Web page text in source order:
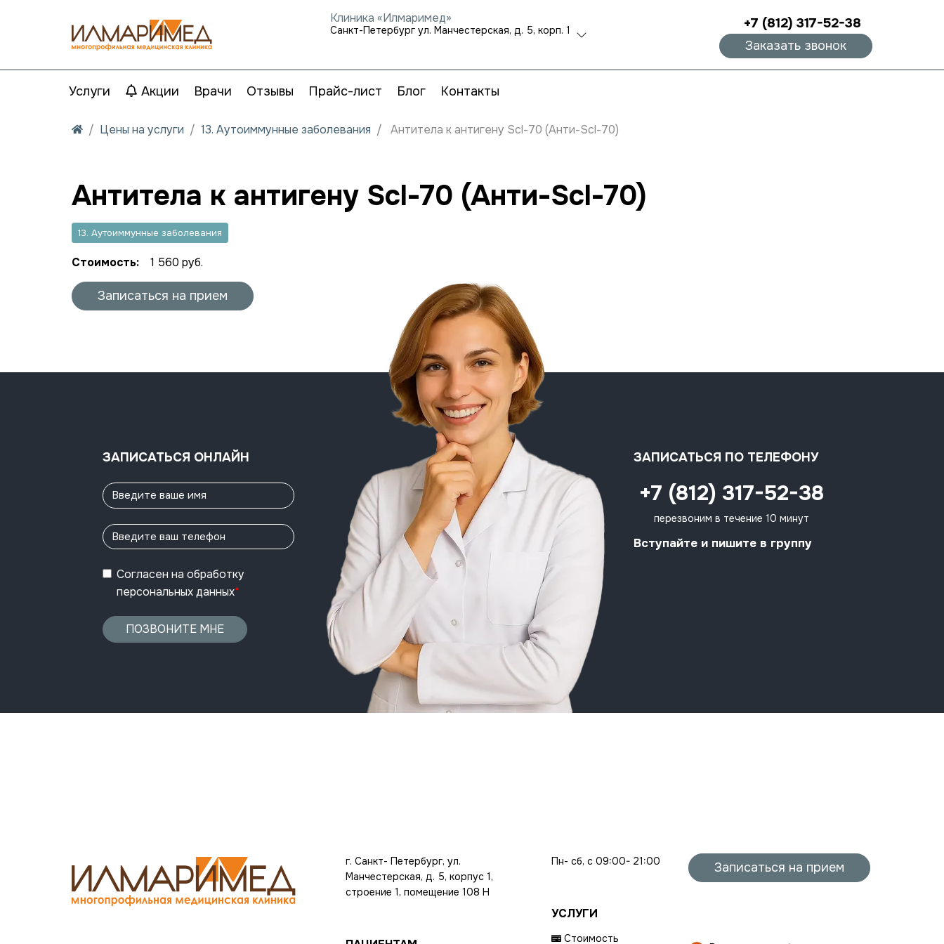
Клиника «Илмаримед»
Санкт-Петербург ул. Манчестерская, д. 5, корп. 1 +7 (812) 317-52-38
Заказать звонок
Услуги Акции Врачи Отзывы Прайс-лист Блог Контакты
Цены на услуги 13. Аутоиммунные заболевания Антитела к антигену Scl-70 (Анти-Scl-70)
Антитела к антигену Scl-70 (Анти-Scl-70)
13. Аутоиммунные заболевания
Стоимость: 1 560 руб.
Записаться на прием
ЗАПИСАТЬСЯ ОНЛАЙН
Согласен на обработку
персональных данных*
ПОЗВОНИТЕ МНЕ
ЗАПИСАТЬСЯ ПО ТЕЛЕФОНУ
+7 (812) 317-52-38
перезвоним в течение 10 минут
Вступайте и пишите в группу
г. Санкт- Петербург, ул.
Манчестерская, д. 5, корпус 1,
строение 1, помещение 108 Н
Пн- сб, с 09:00- 21:00
УСЛУГИ
Стоимость
Записаться на прием